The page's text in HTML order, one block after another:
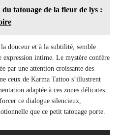
tatouage de la fleur de lys :
douceur et à la subtilité, semble
expression intime. Le mystère confère
par une attention croissante des
ceux de Karma Tattoo s’illustrent
adaptée à ces zones délicates.
ce dialogue silencieux,
que ce petit tatouage porte.